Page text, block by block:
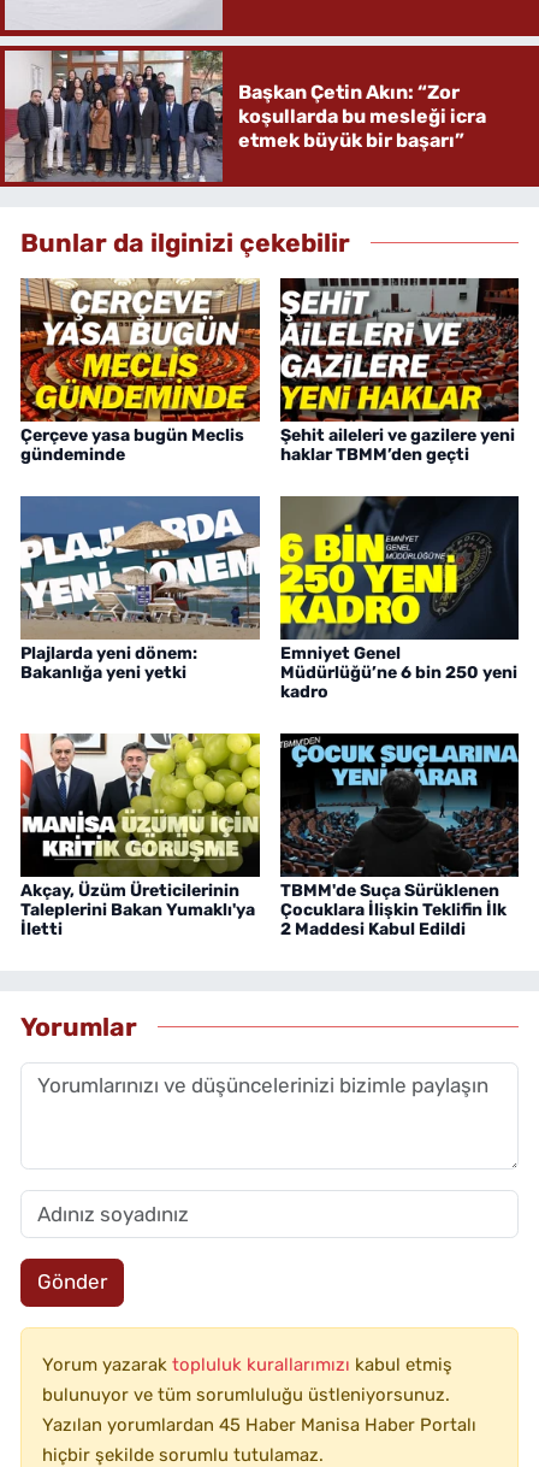
Başkan Çetin Akın: “Zor
koşullarda bu mesleği icra
etmek büyük bir başarı”
Bunlar da ilginizi çekebilir
Çerçeve yasa bugün Meclis
gündeminde
Şehit aileleri ve gazilere yeni
haklar TBMM’den geçti
Plajlarda yeni dönem:
Bakanlığa yeni yetki
Emniyet Genel
Müdürlüğü’ne 6 bin 250 yeni
kadro
Akçay, Üzüm Üreticilerinin
Taleplerini Bakan Yumaklı'ya
İletti
TBMM'de Suça Sürüklenen
Çocuklara İlişkin Teklifin İlk
2 Maddesi Kabul Edildi
Yorumlar
Gönder
Yorum yazarak topluluk kurallarımızı kabul etmiş
bulunuyor ve tüm sorumluluğu üstleniyorsunuz.
Yazılan yorumlardan 45 Haber Manisa Haber Portalı
hiçbir şekilde sorumlu tutulamaz.